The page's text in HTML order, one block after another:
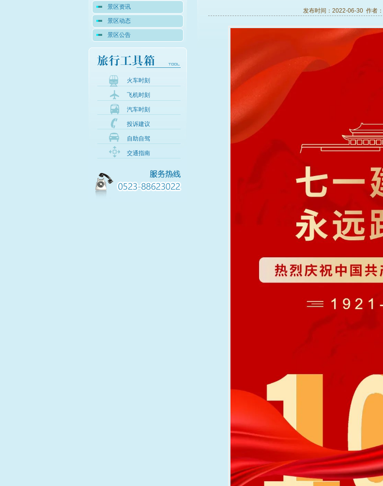
景区资讯
景区动态
景区公告
火车时刻
飞机时刻
汽车时刻
投诉建议
自助自驾
交通指南
发布时间：2022-06-30 作者：